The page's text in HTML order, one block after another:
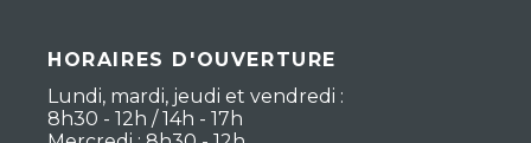
HORAIRES D'OUVERTURE
Lundi, mardi, jeudi et vendredi :
8h30 - 12h / 14h - 17h